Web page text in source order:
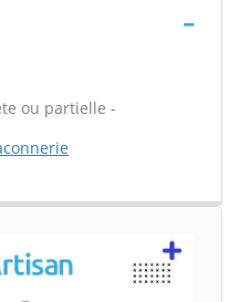
ou partielle -